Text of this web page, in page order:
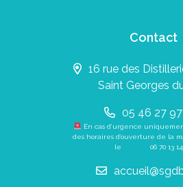
Contact
16 rue des
Saint Georges
05 46 27 97
En cas d’urgence
des horaires d’ouverture de la
le 06 70 13